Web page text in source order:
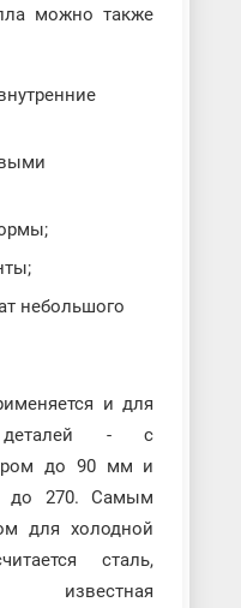
можно также
небольшого
и для
деталей - с
до 90 мм и
до 270. Самым
для холодной
сталь,